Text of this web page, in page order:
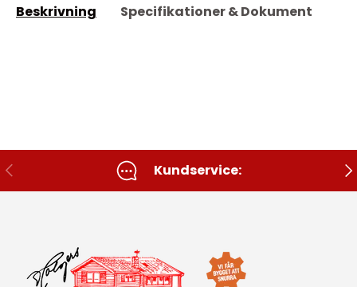
Beskrivning Specifikationer & Dokument
Tidigare Kundservice: